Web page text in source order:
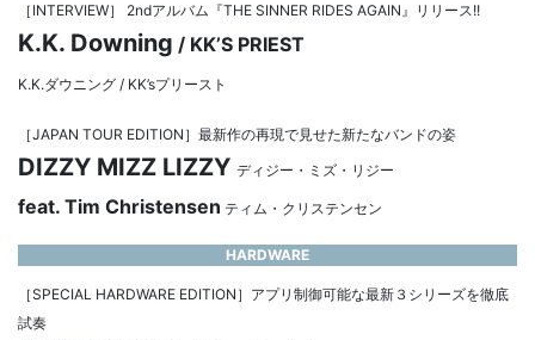
［INTERVIEW］ 2ndアルバム『THE SINNER RIDES AGAIN』リリース!!
K.K. Downing / KK’S PRIEST
K.K.ダウニング / KK’sプリースト
［JAPAN TOUR EDITION］最新作の再現で見せた新たなバンドの姿
DIZZY MIZZ LIZZY ディジー・ミズ・リジー
feat. Tim Christensen ティム・クリステンセン
HARDWARE
［SPECIAL HARDWARE EDITION］アプリ制御可能な最新３シリーズを徹底
試奏